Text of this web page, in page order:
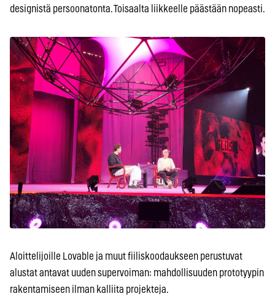
designistä persoonatonta. Toisaalta liikkeelle päästään nopeasti.
Aloittelijoille Lovable ja muut fiiliskoodaukseen perustuvat
alustat antavat uuden supervoiman: mahdollisuuden prototyypin
rakentamiseen ilman kalliita projekteja.